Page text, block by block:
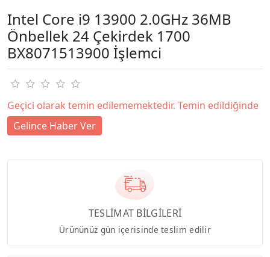
Intel Core i9 13900 2.0GHz 36MB
Önbellek 24 Çekirdek 1700
BX8071513900 İşlemci
Geçici olarak temin edilememektedir. Temin edildiğinde
Gelince Haber Ver
TESLİMAT BİLGİLERİ
Ürününüz gün içerisinde teslim edilir